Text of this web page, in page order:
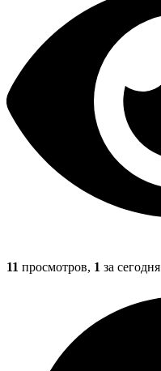
11 просмотров, 1 за сегодня